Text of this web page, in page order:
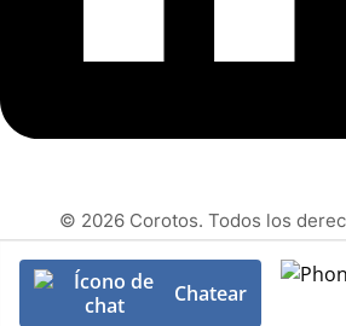
© 2026 Corotos. Todos los
Chatear